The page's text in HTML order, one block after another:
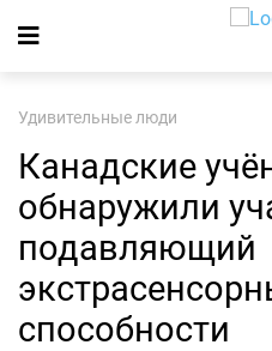
Удивительные люди
Канадские
обнаружили
подавляющий
способности